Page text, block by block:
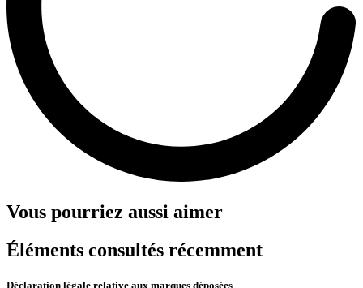
Vous pourriez aussi aimer
Éléments consultés récemment
Déclaration légale relative aux marques déposées